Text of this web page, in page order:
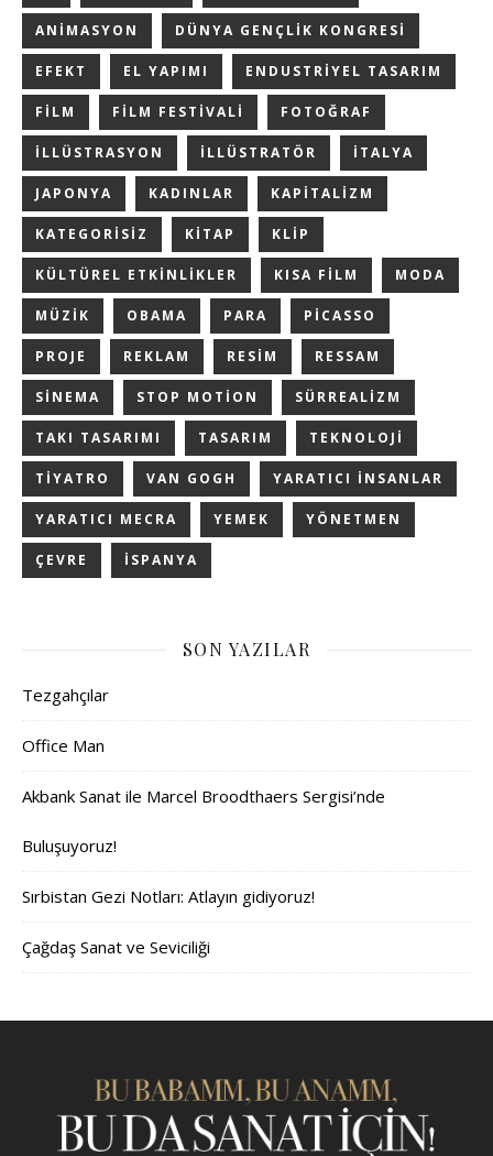
ANIMASYON DÜNYA GENÇLIK KONGRESI
EFEKT EL YAPIMI ENDUSTRIYEL TASARIM
FILM FILM FESTIVALI FOTOĞRAF
ILLÜSTRASYON ILLÜSTRATÖR ITALYA
JAPONYA KADINLAR KAPITALIZM
KATEGORISIZ KITAP KLIP
KÜLTÜREL ETKINLIKLER KISA FILM MODA
MÜZIK OBAMA PARA PICASSO
PROJE REKLAM RESIM RESSAM
SINEMA STOP MOTION SÜRREALIZM
TAKI TASARIMI TASARIM TEKNOLOJI
TIYATRO VAN GOGH YARATICI INSANLAR
YARATICI MECRA YEMEK YÖNETMEN
ÇEVRE İSPANYA
SON YAZILAR
Tezgahçılar
Office Man
Akbank Sanat ile Marcel Broodthaers Sergisi’nde
Buluşuyoruz!
Sırbistan Gezi Notları: Atlayın gidiyoruz!
Çağdaş Sanat ve Seviciliği